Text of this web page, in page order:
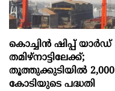
കൊച്ചിന്‍ ഷിപ്പ് യാർഡ്
തമിഴ്നാട്ടിലേക്ക്;
തൂത്തുക്കുടിയിൽ 2,000
കോടിയുടെ പദ്ധതി